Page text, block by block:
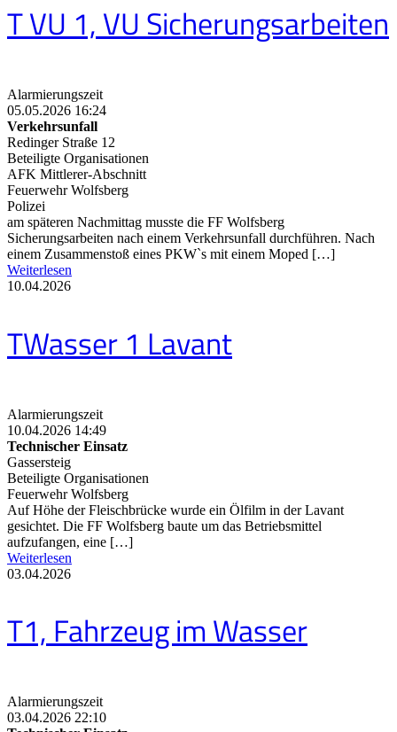
T VU 1, VU Sicherungsarbeiten
Alarmierungszeit
05.05.2026 16:24
Verkehrsunfall
Redinger Straße 12
Beteiligte Organisationen
AFK Mittlerer-Abschnitt
Feuerwehr Wolfsberg
Polizei
am späteren Nachmittag musste die FF Wolfsberg
Sicherungsarbeiten nach einem Verkehrsunfall durchführen. Nach
einem Zusammenstoß eines PKW`s mit einem Moped […]
Weiterlesen
10.04.2026
TWasser 1 Lavant
Alarmierungszeit
10.04.2026 14:49
Technischer Einsatz
Gassersteig
Beteiligte Organisationen
Feuerwehr Wolfsberg
Auf Höhe der Fleischbrücke wurde ein Ölfilm in der Lavant
gesichtet. Die FF Wolfsberg baute um das Betriebsmittel
aufzufangen, eine […]
Weiterlesen
03.04.2026
T1, Fahrzeug im Wasser
Alarmierungszeit
03.04.2026 22:10